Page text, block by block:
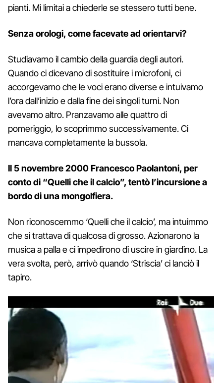
pianti. Mi limitai a chiederle se stessero tutti bene.
Senza orologi, come facevate ad orientarvi?
Studiavamo il cambio della guardia degli autori.
Quando ci dicevano di sostituire i microfoni, ci
accorgevamo che le voci erano diverse e intuivamo
l’ora dall’inizio e dalla fine dei singoli turni. Non
avevamo altro. Pranzavamo alle quattro di
pomeriggio, lo scoprimmo successivamente. Ci
mancava completamente la bussola.
Il 5 novembre 2000 Francesco Paolantoni, per
conto di “Quelli che il calcio”, tentò l’incursione a
bordo di una mongolfiera.
Non riconoscemmo ‘Quelli che il calcio’, ma intuimmo
che si trattava di qualcosa di grosso. Azionarono la
musica a palla e ci impedirono di uscire in giardino. La
vera svolta, però, arrivò quando ‘Striscia’ ci lanciò il
tapiro.